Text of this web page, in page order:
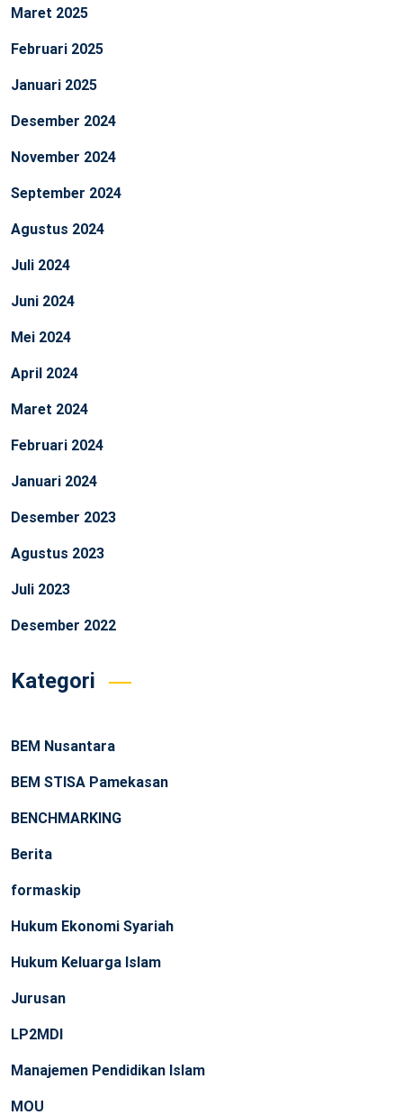
Maret 2025
Februari 2025
Januari 2025
Desember 2024
November 2024
September 2024
Agustus 2024
Juli 2024
Juni 2024
Mei 2024
April 2024
Maret 2024
Februari 2024
Januari 2024
Desember 2023
Agustus 2023
Juli 2023
Desember 2022
Kategori
BEM Nusantara
BEM STISA Pamekasan
BENCHMARKING
Berita
formaskip
Hukum Ekonomi Syariah
Hukum Keluarga Islam
Jurusan
LP2MDI
Manajemen Pendidikan Islam
MOU